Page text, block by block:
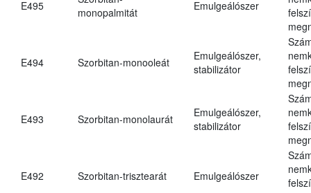
E495
monopalmitát
Emulgeálószer
E494 Szorbitan-monooleát
Emulgeálószer,
stabilizátor
E493 Szorbitan-monolaurát
Emulgeálószer,
stabilizátor
E492 Szorbitan-trisztearát Emulgeálószer